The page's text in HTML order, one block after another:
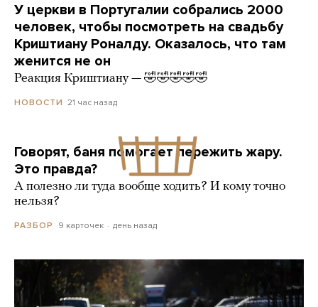
У церкви в Португалии собрались 2000
человек, чтобы посмотреть на свадьбу
Криштиану Роналду. Оказалось, что там
женится не он
Реакция Криштиану — 🤣🤣🤣🤣🤣
НОВОСТИ 21 час назад
Говорят, баня помогает пережить жару.
Это правда?
А полезно ли туда вообще ходить? И кому точно
нельзя?
РАЗБОР 9 карточек день назад